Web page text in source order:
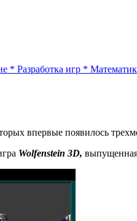
* Разработка игр *
впервые появилось
Wolfenstein 3D,